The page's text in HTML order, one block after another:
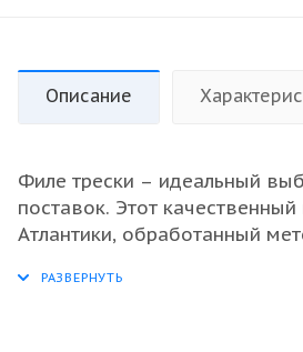
Описание
Филе трески – идеальный
поставок. Этот
Атлантики, обработанный
сохраняет все свои